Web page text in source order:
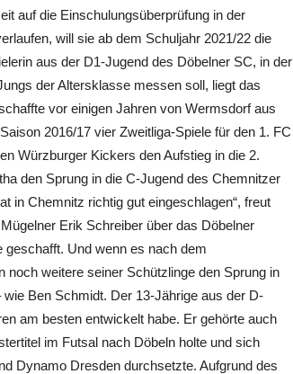
auf die Einschulungsüberprüfung in der
will sie ab dem Schuljahr 2021/22 die
aus der D1-Jugend des Döbelner SC, in der
der Altersklasse messen soll, liegt das
vor einigen Jahren von Wermsdorf aus
2016/17 vier Zweitliga-Spiele für den 1. FC
Würzburger Kickers den Aufstieg in die 2.
den Sprung in die C-Jugend des Chemnitzer
in Chemnitz richtig gut eingeschlagen“, freut
Erik Schreiber über das Döbelner
Und wenn es nach dem
weitere seiner Schützlinge den Sprung in
Ben Schmidt. Der 13-Jährige aus der D-
am besten entwickelt habe. Er gehörte auch
im Futsal nach Döbeln holte und sich
Dynamo Dresden durchsetzte. Aufgrund des